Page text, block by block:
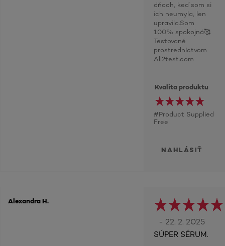
dňoch, keď som si
ich neumyla, len
upravila.Som
100% spokojná🥰
Testované
prostredníctvom
All2test.com
Kvalita produktu
#Product Supplied
Free
NAHLÁSIŤ
Alexandra H.
- 22. 2. 2025
SÚPER SÉRUM.